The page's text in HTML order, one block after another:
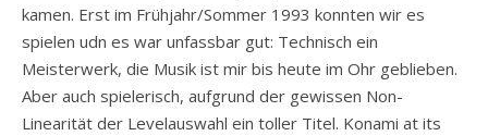
kamen. Erst im Frühjahr/Sommer 1993 konnten wir es
spielen udn es war unfassbar gut: Technisch ein
Meisterwerk, die Musik ist mir bis heute im Ohr geblieben.
Aber auch spielerisch, aufgrund der gewissen Non-
Linearität der Levelauswahl ein toller Titel. Konami at its